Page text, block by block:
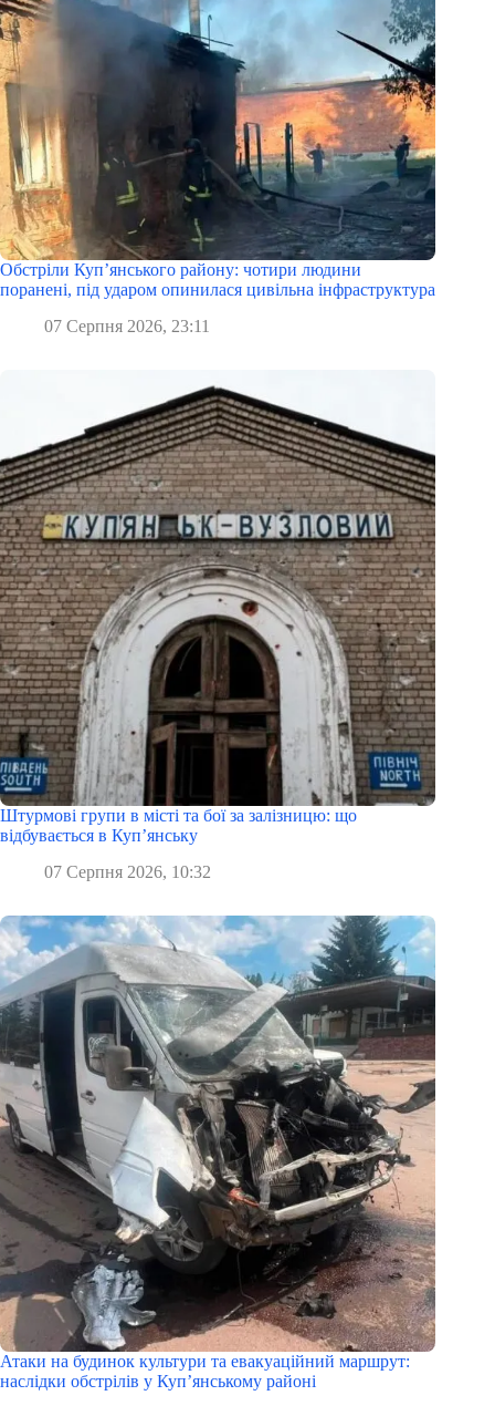
Обстріли Куп’янського району: чотири людини
поранені, під ударом опинилася цивільна інфраструктура
07 Серпня 2026, 23:11
Штурмові групи в місті та бої за залізницю: що
відбувається в Куп’янську
07 Серпня 2026, 10:32
Атаки на будинок культури та евакуаційний маршрут:
наслідки обстрілів у Куп’янському районі